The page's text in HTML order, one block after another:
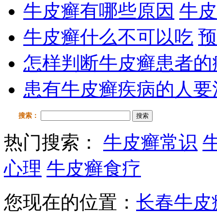
牛皮癣有哪些原因 牛
牛皮癣什么不可以吃
怎样判断牛皮癣患者的
患有牛皮癣疾病的人要
搜索： 搜索
热门搜索： 牛皮癣常识
心理 牛皮癣食疗
您现在的位置： 长春牛皮